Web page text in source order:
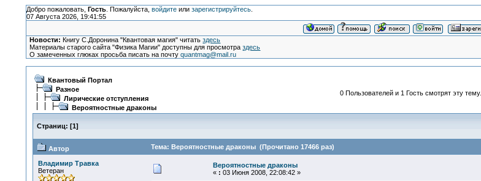
Добро пожаловать, Гость. Пожалуйста, войдитеили зарегистрируйтесь.
07 Августа 2026, 19:41:55
Новости: Книгу С.Доронина "Квантовая магия" читатьздесь
Материалы старого сайта "Физика Магии" доступны для просмотраздесь
О замеченных глюках просьба писать на почтуquantmag@mail.ru
Квантовый Портал
Разное
Лирические отступления
Вероятностные драконы
0 Пользователей и 1 Гость смотрят эту тему.
Страниц: [1]
Автор Тема: Вероятностные драконы (Прочитано 17466 раз)
Владимир Травка
Ветеран
Вероятностные драконы
« : 03 Июня 2008, 22:08:42 »